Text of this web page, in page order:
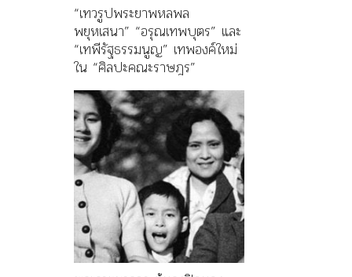
“เทวรูปพระยาพหลพล
พยุหเสนา” “อรุณเทพบุตร” และ
“เทพีรัฐธรรมนูญ” เทพองค์ใหม่
ใน “ศิลปะคณะราษฎร”